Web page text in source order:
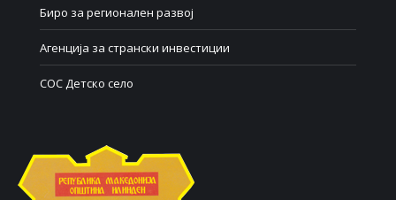
Биро за регионален развој
Агенција за странски инвестиции
СОС Детско село